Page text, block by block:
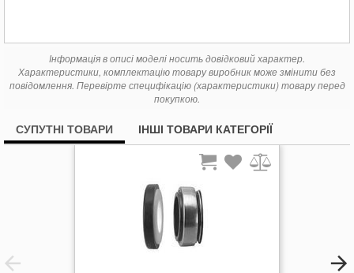
Інформація в описі моделі носить довідковий характер.
Характеристики, комплектацію товару виробник може змінити без
повідомлення. Перевірте специфікацію (характеристики) товару перед
покупкою.
СУПУТНІ ТОВАРИ ІНШІ ТОВАРИ КАТЕГОРІЇ